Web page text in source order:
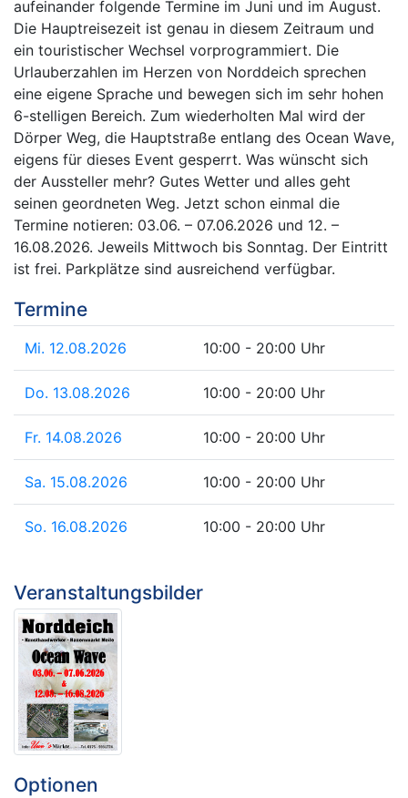
aufeinander folgende Termine im Juni und im August.
Die Hauptreisezeit ist genau in diesem Zeitraum und
ein touristischer Wechsel vorprogrammiert. Die
Urlauberzahlen im Herzen von Norddeich sprechen
eine eigene Sprache und bewegen sich im sehr hohen
6-stelligen Bereich. Zum wiederholten Mal wird der
Dörper Weg, die Hauptstraße entlang des Ocean Wave,
eigens für dieses Event gesperrt. Was wünscht sich
der Aussteller mehr? Gutes Wetter und alles geht
seinen geordneten Weg. Jetzt schon einmal die
Termine notieren: 03.06. – 07.06.2026 und 12. –
16.08.2026. Jeweils Mittwoch bis Sonntag. Der Eintritt
ist frei. Parkplätze sind ausreichend verfügbar.
Termine
Mi. 12.08.2026 10:00 - 20:00 Uhr
Do. 13.08.2026 10:00 - 20:00 Uhr
Fr. 14.08.2026 10:00 - 20:00 Uhr
Sa. 15.08.2026 10:00 - 20:00 Uhr
So. 16.08.2026 10:00 - 20:00 Uhr
Veranstaltungsbilder
Optionen